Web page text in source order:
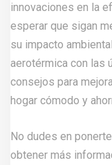
innovaciones en la
esperar que sigan
su impacto
aerotérmica con las
consejos para
hogar cómodo y
No dudes en
obtener más